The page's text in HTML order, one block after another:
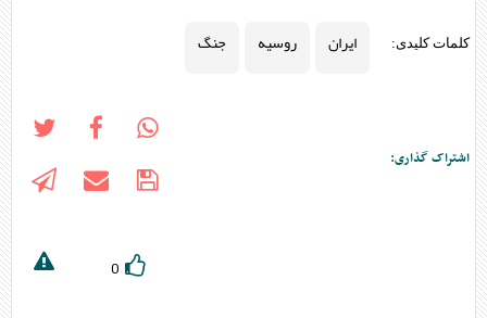
کلمات کلیدی: ایران روسیه جنگ
اشتراک گذاری:
0